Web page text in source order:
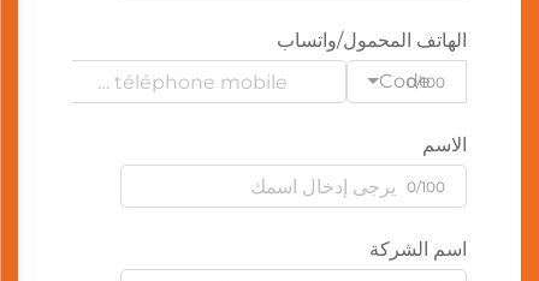
الهاتف المحمول/واتساب
Code
0/100
الاسم
0/100
اسم الشركة